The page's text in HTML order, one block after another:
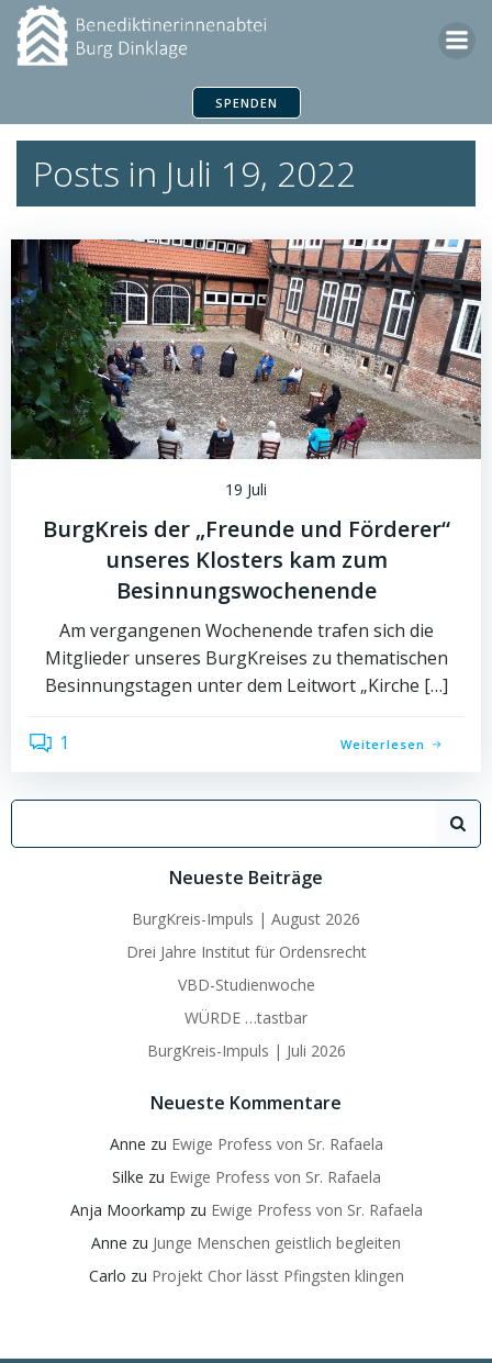
Zum
Inhalt
SPENDEN
Posts in Juli 19, 2022
19 Juli
BurgKreis der „Freunde und Förderer“
unseres Klosters kam zum
Besinnungswochenende
Am vergangenen Wochenende trafen sich die
Mitglieder unseres BurgKreises zu thematischen
Besinnungstagen unter dem Leitwort „Kirche […]
1 Weiterlesen
for:
Neueste Beiträge
BurgKreis-Impuls | August 2026
Drei Jahre Institut für Ordensrecht
VBD-Studienwoche
WÜRDE …tastbar
BurgKreis-Impuls | Juli 2026
Neueste Kommentare
Anne zu Ewige Profess von Sr. Rafaela
Silke zu Ewige Profess von Sr. Rafaela
Anja Moorkamp zu Ewige Profess von Sr. Rafaela
Anne zu Junge Menschen geistlich begleiten
Carlo zu Projekt Chor lässt Pfingsten klingen